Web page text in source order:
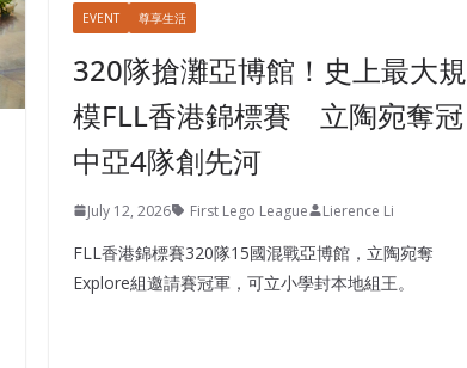
EVENT 尊享生活
320隊搶灘亞博館！史上最大規
模FLL香港錦標賽 立陶宛奪冠
中亞4隊創先河
July 12, 2026 First Lego League Lierence Li
FLL香港錦標賽320隊15國混戰亞博館，立陶宛奪
Explore組邀請賽冠軍，可立小學封本地組王。